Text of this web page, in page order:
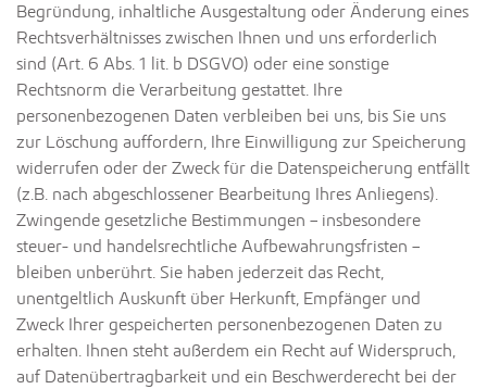
Begründung, inhaltliche Ausgestaltung oder Änderung eines
Rechtsverhältnisses zwischen Ihnen und uns erforderlich
sind (Art. 6 Abs. 1 lit. b DSGVO) oder eine sonstige
Rechtsnorm die Verarbeitung gestattet. Ihre
personenbezogenen Daten verbleiben bei uns, bis Sie uns
zur Löschung auffordern, Ihre Einwilligung zur Speicherung
widerrufen oder der Zweck für die Datenspeicherung entfällt
(z.B. nach abgeschlossener Bearbeitung Ihres Anliegens).
Zwingende gesetzliche Bestimmungen – insbesondere
steuer- und handelsrechtliche Aufbewahrungsfristen –
bleiben unberührt. Sie haben jederzeit das Recht,
unentgeltlich Auskunft über Herkunft, Empfänger und
Zweck Ihrer gespeicherten personenbezogenen Daten zu
erhalten. Ihnen steht außerdem ein Recht auf Widerspruch,
auf Datenübertragbarkeit und ein Beschwerderecht bei der